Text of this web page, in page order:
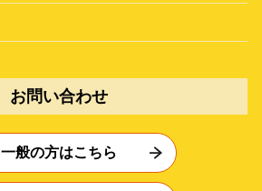
お問い合わせ
一般の方はこちら